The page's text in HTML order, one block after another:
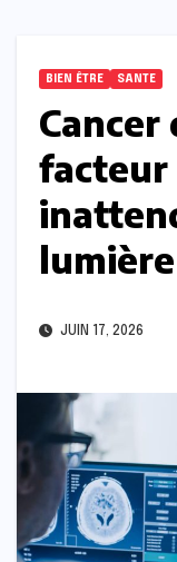
BIEN ÊTRE SANTE
Cancer
facteur
lumière
JUIN 17, 2026